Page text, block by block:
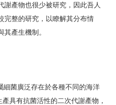
謝產物也很少被研究，因此吾人
完整的研究，以瞭解其分布情
產生機制。
菌廣泛存在於各種不同的海洋
具有抗菌活性的二次代謝產物，